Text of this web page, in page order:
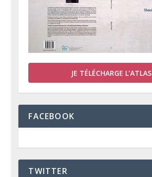
JE TÉLÉCHARGE L’ATLAS
FACEBOOK
TWITTER